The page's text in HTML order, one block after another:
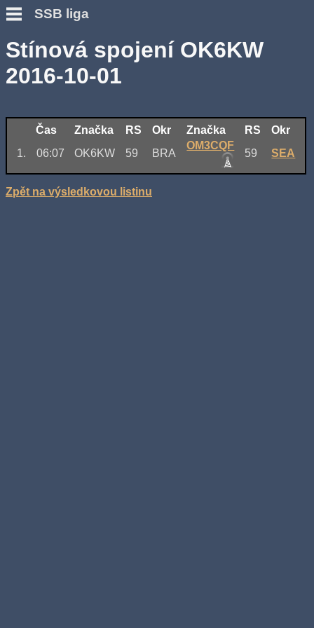
SSB liga
Stínová spojení OK6KW
2016-10-01
Čas Značka RS Okr Značka RS
Okr
1.
06:07 OK6KW 59 BRA
OM3CQF
59 SEA
Zpět na výsledkovou listinu